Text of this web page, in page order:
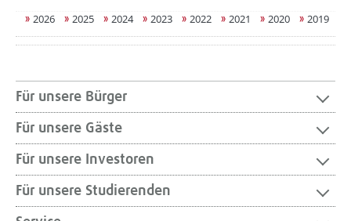
2026 2025 2024 2023 2022 2021 2020 2019
Für unsere Bürger
Für unsere Gäste
Für unsere Investoren
Für unsere Studierenden